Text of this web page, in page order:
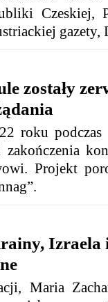
Czeskiej,
gazety,
zostały
roku podczas
Projekt
Izraela
Maria